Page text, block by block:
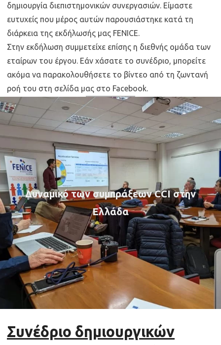
δημιουργία διεπιστημονικών συνεργασιών. Είμαστε
ευτυχείς που μέρος αυτών παρουσιάστηκε κατά τη
διάρκεια της εκδήλωσής μας FENICE.
Στην εκδήλωση συμμετείχε επίσης η διεθνής ομάδα των
εταίρων του έργου. Εάν χάσατε το συνέδριο, μπορείτε
ακόμα να παρακολουθήσετε το βίντεο από τη ζωντανή
ροή του στη σελίδα μας στο Facebook.
Δυναμικό των συμπράξεων CCI στην
Ελλάδα
Συνέδριο δημιουργικών